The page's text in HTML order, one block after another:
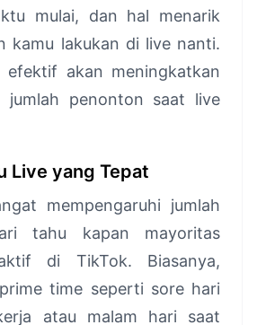
mulai, dan hal menarik
kamu lakukan di live nanti.
efektif akan meningkatkan
jumlah penonton saat live
Live yang Tepat
mempengaruhi jumlah
tahu kapan mayoritas
di TikTok. Biasanya,
time seperti sore hari
atau malam hari saat